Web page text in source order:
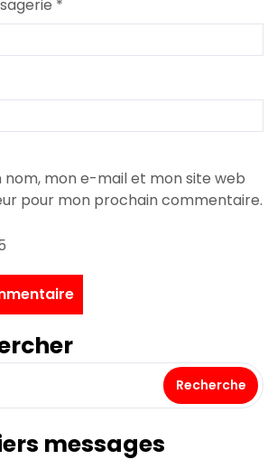
*
nom, mon e-mail et mon site web
pour mon prochain commentaire.
Recherche
messages